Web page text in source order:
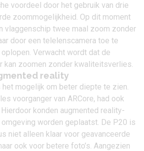
voordeel door het gebruik van drie
zoommogelijkheid. Op dit moment
vlaggenschip twee maal zoom zonder
door een telelenscamera toe te
Verwacht wordt dat de
kan zoomen zonder kwaliteitsverlies.
reality
het mogelijk om beter diepte te zien.
voorganger van ARCore, had ook
Hierdoor konden augmented reality-
worden geplaatst. De P20 is
niet alleen klaar voor geavanceerde
ook voor betere foto’s. Aangezien